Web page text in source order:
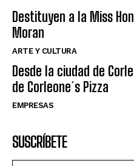
Destituyen a la Miss
Moran
ARTE Y CULTURA
Desde la ciudad de
de Corleone´s Pizza
EMPRESAS
SUSCRÍBETE